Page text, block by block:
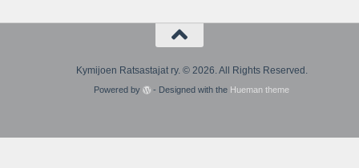
Kymijoen Ratsastajat ry. © 2026. All Rights Reserved.
Powered by - Designed with the Hueman theme